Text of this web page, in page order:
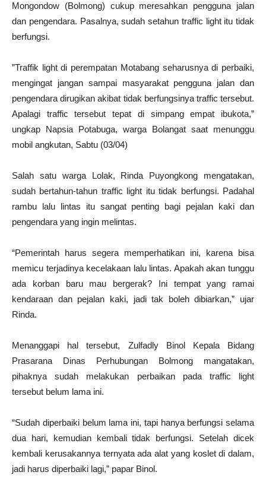
Mongondow (Bolmong) cukup meresahkan pengguna jalan
dan pengendara. Pasalnya, sudah setahun traffic light itu tidak
berfungsi.
”Traffik light di perempatan Motabang seharusnya di perbaiki,
mengingat jangan sampai masyarakat pengguna jalan dan
pengendara dirugikan akibat tidak berfungsinya traffic tersebut.
Apalagi traffic tersebut tepat di simpang empat ibukota,”
ungkap Napsia Potabuga, warga Bolangat saat menunggu
mobil angkutan, Sabtu (03/04)
Salah satu warga Lolak, Rinda Puyongkong mengatakan,
sudah bertahun-tahun traffic light itu tidak berfungsi. Padahal
rambu lalu lintas itu sangat penting bagi pejalan kaki dan
pengendara yang ingin melintas.
“Pemerintah harus segera memperhatikan ini, karena bisa
memicu terjadinya kecelakaan lalu lintas. Apakah akan tunggu
ada korban baru mau bergerak? Ini tempat yang ramai
kendaraan dan pejalan kaki, jadi tak boleh dibiarkan,” ujar
Rinda.
Menanggapi hal tersebut, Zulfadly Binol Kepala Bidang
Prasarana Dinas Perhubungan Bolmong mangatakan,
pihaknya sudah melakukan perbaikan pada traffic light
tersebut belum lama ini.
“Sudah diperbaiki belum lama ini, tapi hanya berfungsi selama
dua hari, kemudian kembali tidak berfungsi. Setelah dicek
kembali kerusakannya ternyata ada alat yang koslet di dalam,
jadi harus diperbaiki lagi,” papar Binol.